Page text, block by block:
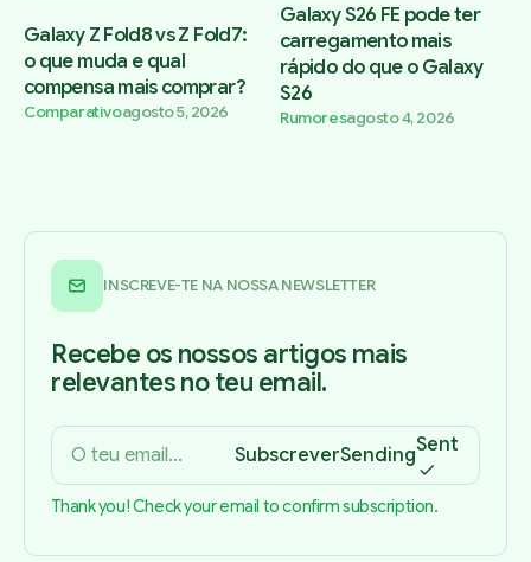
Galaxy Z Fold8 vs Z Fold7:
o que muda e qual
compensa mais comprar?
Comparativoagosto 5, 2026
Galaxy S26 FE pode ter
carregamento mais
rápido do que o Galaxy
S26
Rumoresagosto 4, 2026
INSCREVE-TE NA NOSSA NEWSLETTER
Recebe os nossos artigos mais
relevantes no teu email.
SubscreverSendingSent
Thank you! Check your email to confirm subscription.